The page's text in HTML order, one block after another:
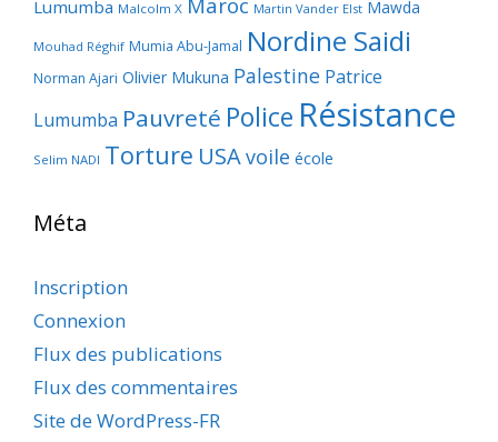
Lumumba Malcolm X Martin Vander Elst Mawda
Mouhad Réghif Mumia Abu-Jamal Nordine Saidi
Norman Ajari Olivier Mukuna Palestine Patrice
Lumumba Pauvreté Police Résistance
Selim NADI Torture USAvoile école
Méta
Inscription
Connexion
Flux des publications
Flux des commentaires
Site de WordPress-FR